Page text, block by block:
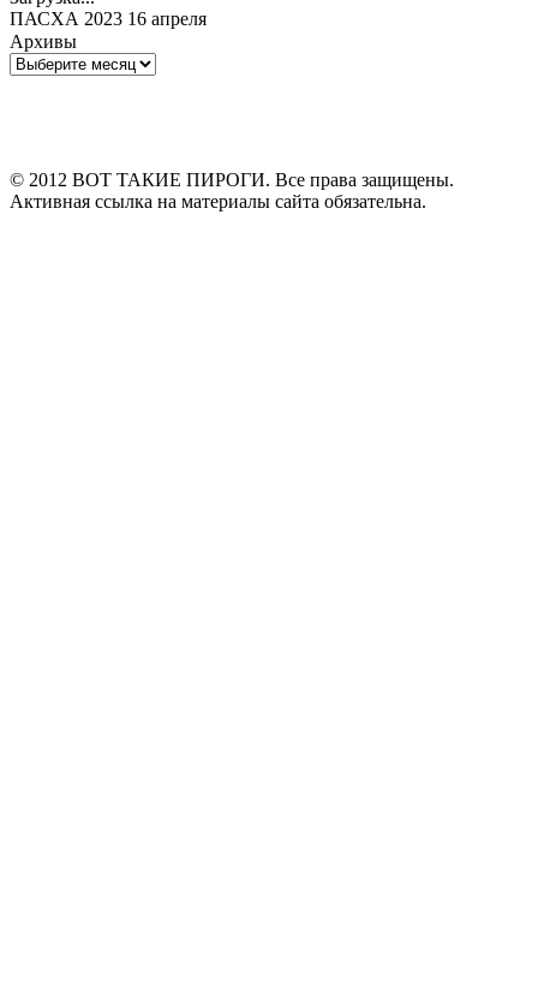
ПАСХА 2023 16 апреля
Архивы
Архивы
© 2012 ВОТ ТАКИЕ ПИРОГИ. Все права защищены.
Активная ссылка на материалы сайта обязательна.